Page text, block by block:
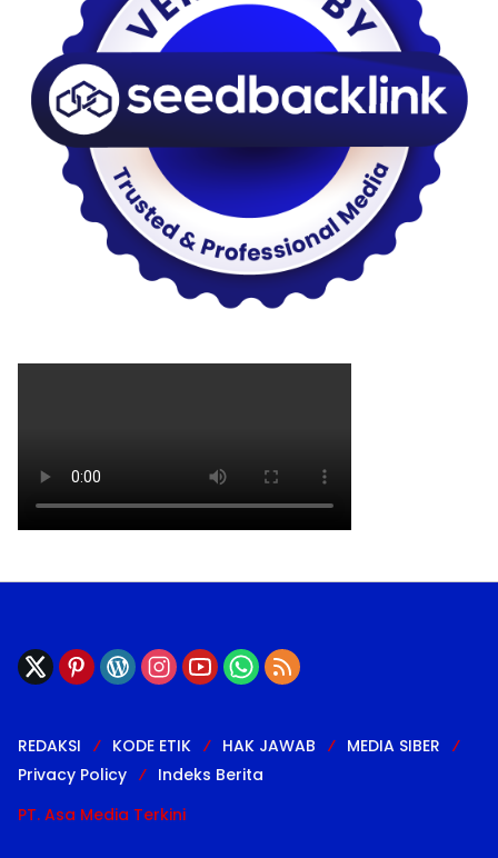
REDAKSI KODE ETIK HAK JAWAB
MEDIA SIBER
Privacy Policy
Indeks Berita
PT. Asa Media Terkini